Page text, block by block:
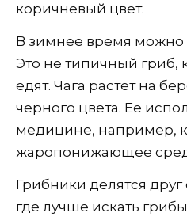
коричневый цвет.
В зимнее время можно
Это не типичный гриб,
едят. Чага растет на
черного цвета. Ее
медицине, например,
жаропонижающее
Грибники делятся
где лучше искать